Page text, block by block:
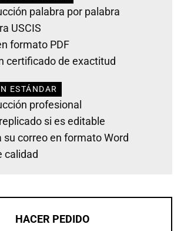
palabra por palabra
USCIS
formato PDF
certificado de exactitud
ESTÁNDAR
profesional
si es editable
su correo en formato Word
calidad
HACER PEDIDO